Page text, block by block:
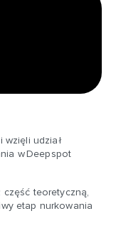
udział
w Deepspot
teoretyczną,
etap nurkowania